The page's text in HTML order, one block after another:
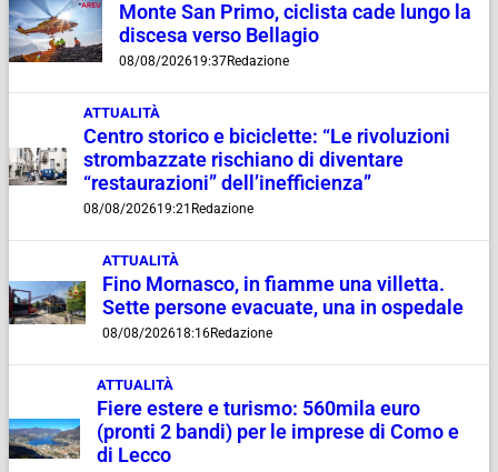
Monte San Primo, ciclista cade lungo la
discesa verso Bellagio
08/08/202619:37Redazione
ATTUALITÀ
Centro storico e biciclette: “Le rivoluzioni
strombazzate rischiano di diventare
“restaurazioni” dell’inefficienza”
08/08/202619:21 Redazione
ATTUALITÀ
Fino Mornasco, in fiamme una villetta.
Sette persone evacuate, una in ospedale
08/08/202618:16Redazione
ATTUALITÀ
Fiere estere e turismo: 560mila euro
(pronti 2 bandi) per le imprese di Como e
di Lecco